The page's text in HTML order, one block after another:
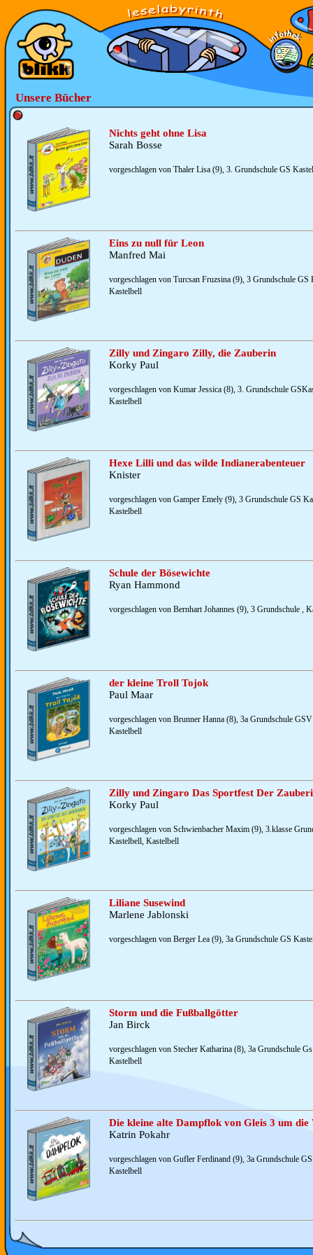
Unsere Bücher
Nichts geht ohne Lisa
Sarah Bosse
vorgeschlagen von Thaler Lisa (9), 3. Grundschule GS
Eins zu null für Leon
Manfred Mai
vorgeschlagen von Turcsan Fruzsina (9), 3 Grundschule GS
Kastelbell
Zilly und Zingaro Zilly, die Zauberin
Korky Paul
vorgeschlagen von Kumar Jessica (8), 3. Grundschule
Kastelbell
Hexe Lilli und das wilde Indianerabenteuer
Knister
vorgeschlagen von Gamper Emely (9), 3 Grundschule GS
Kastelbell
Schule der Bösewichte
Ryan Hammond
vorgeschlagen von Bernhart Johannes (9), 3 Grundschule ,
der kleine Troll Tojok
Paul Maar
vorgeschlagen von Brunner Hanna (8), 3a Grundschule
Kastelbell
Zilly und Zingaro Das Sportfest Der
Korky Paul
vorgeschlagen von Schwienbacher Maxim (9), 3.klasse
Kastelbell, Kastelbell
Liliane Susewind
Marlene Jablonski
vorgeschlagen von Berger Lea (9), 3a Grundschule GS
Storm und die Fußballgötter
Jan Birck
vorgeschlagen von Stecher Katharina (8), 3a Grundschule
Kastelbell
Die kleine alte Dampflok von Gleis 3 um die
Katrin Pokahr
vorgeschlagen von Gufler Ferdinand (9), 3a Grundschule
Kastelbell